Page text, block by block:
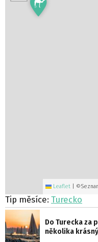
Leaflet
Tip měsíce: Turecko
Do Turecka za
několika